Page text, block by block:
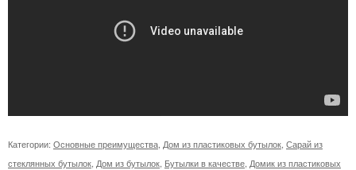
Категории: Основные преимущества Дом из пластиковых бутылок Сарай из
стеклянных бутылок Дом из бутылок Бутылки в качестве Домик из пластиковых